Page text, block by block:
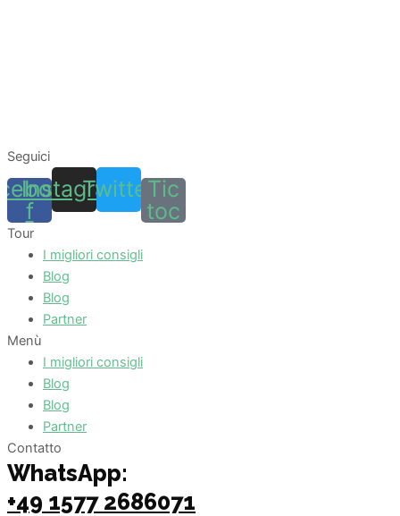
Seguici
f
Instagram
TwitterTic
toc
Tour
I migliori consigli
Blog
Blog
Partner
Menù
I migliori consigli
Blog
Blog
Partner
Contatto
WhatsApp:
+49 1577 2686071